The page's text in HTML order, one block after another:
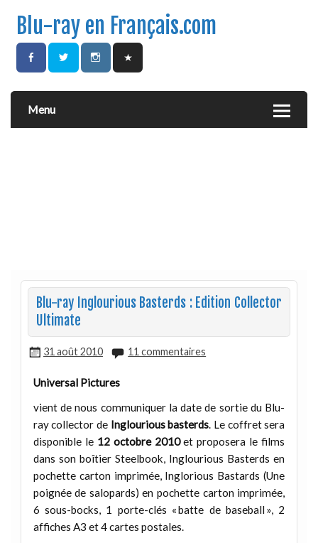
Blu-ray en Français.com
Menu
Blu-ray Inglourious Basterds : Edition Collector
Ultimate
31 août 2010 11 commentaires
Universal Pictures
vient de nous communiquer la date de sortie du Blu-
ray collector de Inglourious basterds. Le coffret sera
disponible le 12 octobre 2010et proposera le films
dans son boîtier Steelbook, Inglourious Basterds en
pochette carton imprimée, Inglorious Bastards (Une
poignée de salopards) en pochette carton imprimée,
6 sous-bocks, 1 porte-clés « batte de baseball », 2
affiches A3 et 4 cartes postales.